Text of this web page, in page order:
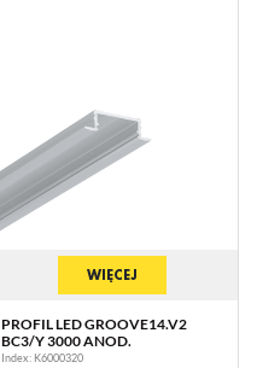
WIĘCEJ
PROFIL LED GROOVE14.V2
BC3/Y 3000 ANOD.
Index: K6000320